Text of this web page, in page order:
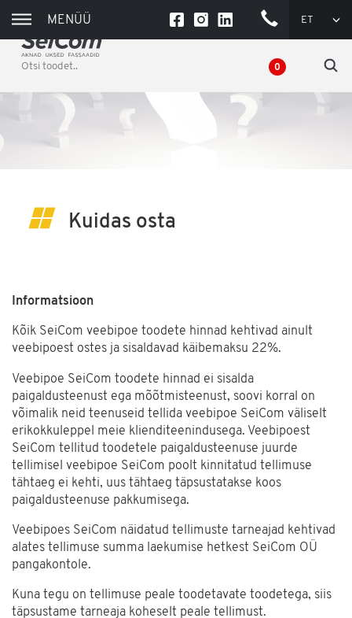
MENÜÜ
0836
(TÖÖPÄEVADEL
ET
0
Kuidas osta
Informatsioon
Kõik SeiCom veebipoe toodete hinnad kehtivad ainult
veebipoest ostes ja sisaldavad käibemaksu 22%.
Veebipoe SeiCom toodete hinnad ei sisalda
paigaldusteenust ega mõõtmisteenust, soovi korral on
võimalik neid teenuseid tellida veebipoe SeiCom väliselt
erikokkuleppel meie klienditeenindusega. Veebipoest
SeiCom tellitud toodetele paigaldusteenuse juurde
tellimisel veebipoe SeiCom poolt kinnitatud tellimuse
tähtaeg ei kehti, uus tähtaeg täpsustatakse koos
paigaldusteenuse pakkumisega.
Veebipoes SeiCom näidatud tellimuste tarneajad kehtivad
alates tellimuse summa laekumise hetkest SeiCom OÜ
pangakontole.
Kuna tegu on tellimuse peale toodetavate toodetega, siis
täpsustame tarneaja koheselt peale tellimust.